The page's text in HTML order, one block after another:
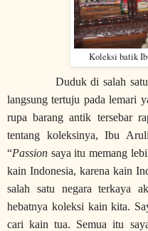
Koleksi batik
Duduk di salah
langsung tertuju pada lemari
rupa barang antik tersebar
tentang koleksinya, Ibu
“Passion saya itu memang
kain Indonesia, karena kain
salah satu negara terkaya
hebatnya koleksi kain kita.
cari kain tua. Semua itu